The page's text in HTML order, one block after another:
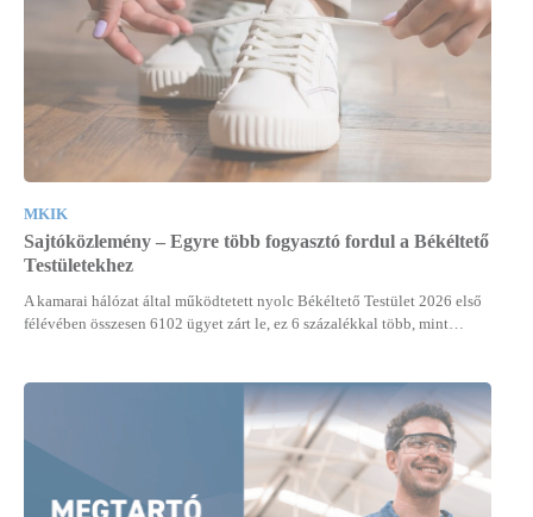
MKIK
Sajtóközlemény – Egyre több fogyasztó fordul a Békéltető
Testületekhez
A kamarai hálózat által működtetett nyolc Békéltető Testület 2026 első
félévében összesen 6102 ügyet zárt le, ez 6 százalékkal több, mint…